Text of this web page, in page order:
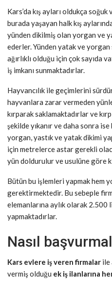
Kars’da kış ayları oldukça
burada yaşayan halk kış
yünden dikilmiş olan yorgan ve
ederler. Yünden yatak ve yorgan
ağırlıklı olduğu için çok sayıda
iş imkanı sunmaktadırlar.
Hayvancılık ile geçimlerini
hayvanlara zarar vermeden
kırparak saklamaktadırlar ve
şekilde yıkanır ve daha sonra
yorgan, yastık ve yatak dikimi
için metrelerce astar gerekli
yün doldurulur ve usulüne göre
Bütün bu işlemleri yapmak hem
gerektirmektedir. Bu sebeple
elemanlarına aylık olarak
yapmaktadırlar.
Nasıl
Kars evlere iş veren firmalar ile
vermiş olduğu ek iş ilanlarına